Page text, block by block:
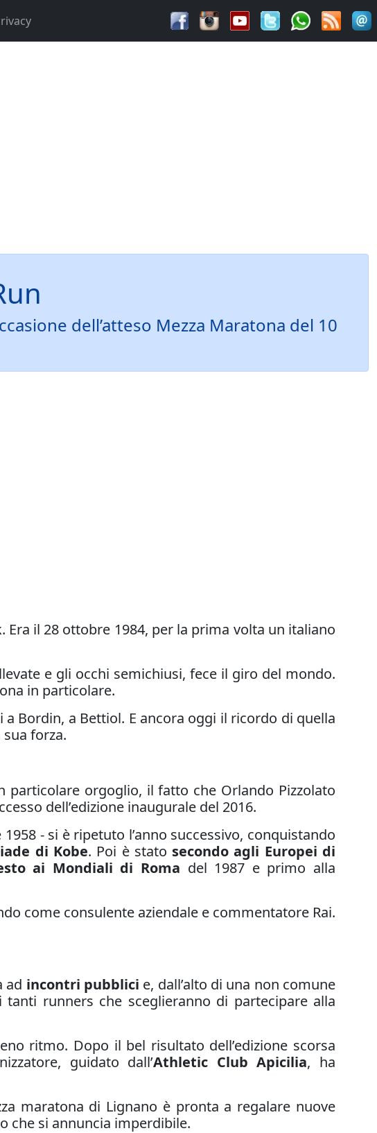
dell’atteso Mezza Maratona del 10
il 28 ottobre 1984, per la prima volta un italiano
e gli occhi semichiusi, fece il giro del mondo.
in particolare.
Bordin, a Bettiol. E ancora oggi il ricordo di quella
forza.
particolare orgoglio, il fatto che Orlando Pizzolato
dell’edizione inaugurale del 2016.
- si è ripetuto l’anno successivo, conquistando
di Kobe. Poi è stato secondo agli Europei di
ai Mondiali di Roma del 1987 e primo alla
come consulente aziendale e commentatore Rai.
ad incontri pubblici e, dall’alto di una non comune
tanti runners che sceglieranno di partecipare alla
ritmo. Dopo il bel risultato dell’edizione scorsa
guidato dall’Athletic Club Apicilia, ha
maratona di Lignano è pronta a regalare nuove
che si annuncia imperdibile.